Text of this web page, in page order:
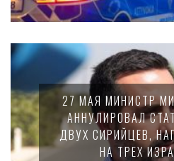
27 МАЯ МИНИСТР
АННУЛИРОВАЛ
ДВУХ СИРИЙЦЕВ,
НА ТРЕХ